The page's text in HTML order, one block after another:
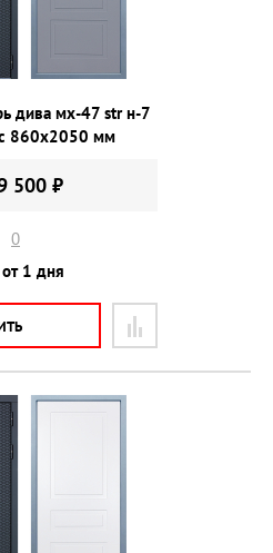
дива мх-47 str н-7
860х2050 мм
500 ₽
0
от 1 дня